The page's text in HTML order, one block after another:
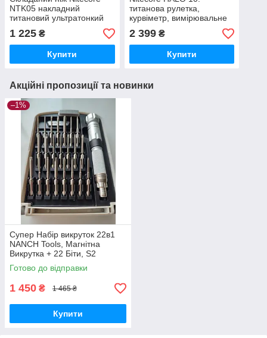
NTK05 накладний
титановий ультратонкий
1 225 ₴
Купити
титанова рулетка,
курвіметр, вимірювальне
кільце
2 399₴
Купити
Акційні пропозиції та новинки
–1%
Супер Набір викруток 22в1
NANCH Tools, Магнітна
Викрутка + 22 Біти, S2
легована сталь HRC 58-62
Готово до відправки
1 450 ₴ 1 465 ₴
Купити